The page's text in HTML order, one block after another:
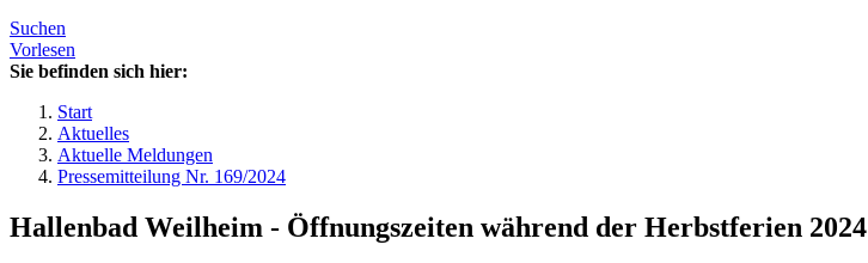
Suchen
Vorlesen
Sie befinden sich hier:
Start
Aktuelles
Aktuelle Meldungen
Pressemitteilung Nr. 169/2024
Hallenbad Weilheim - Öffnungszeiten während der Herbstferien 2024